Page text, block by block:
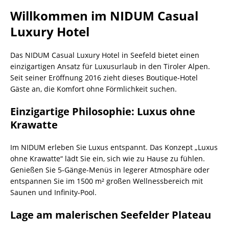
Willkommen im NIDUM Casual
Luxury Hotel
Das NIDUM Casual Luxury Hotel in Seefeld bietet einen
einzigartigen Ansatz für Luxusurlaub in den Tiroler Alpen.
Seit seiner Eröffnung 2016 zieht dieses Boutique-Hotel
Gäste an, die Komfort ohne Förmlichkeit suchen.
Einzigartige Philosophie: Luxus ohne
Krawatte
Im NIDUM erleben Sie Luxus entspannt. Das Konzept „Luxus
ohne Krawatte“ lädt Sie ein, sich wie zu Hause zu fühlen.
Genießen Sie 5-Gänge-Menüs in legerer Atmosphäre oder
entspannen Sie im 1500 m² großen Wellnessbereich mit
Saunen und Infinity-Pool.
Lage am malerischen Seefelder Plateau